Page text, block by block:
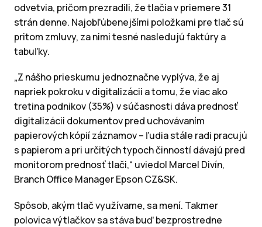
odvetvia, pričom prezradili, že tlačia v priemere 31
strán denne. Najobľúbenejšími položkami pre tlač sú
pritom zmluvy, za nimi tesné nasledujú faktúry a
tabuľky.
„Z nášho prieskumu jednoznačne vyplýva, že aj
napriek pokroku v digitalizácii a tomu, že viac ako
tretina podnikov (35%) v súčasnosti dáva prednosť
digitalizácii dokumentov pred uchovávaním
papierových kópií záznamov – ľudia stále radi pracujú
s papierom a pri určitých typoch činností dávajú pred
monitorom prednosť tlači,“ uviedol Marcel Divín,
Branch Office Manager Epson CZ&SK.
Spôsob, akým tlač využívame, sa mení. Takmer
polovica výtlačkov sa stáva buď bezprostredne